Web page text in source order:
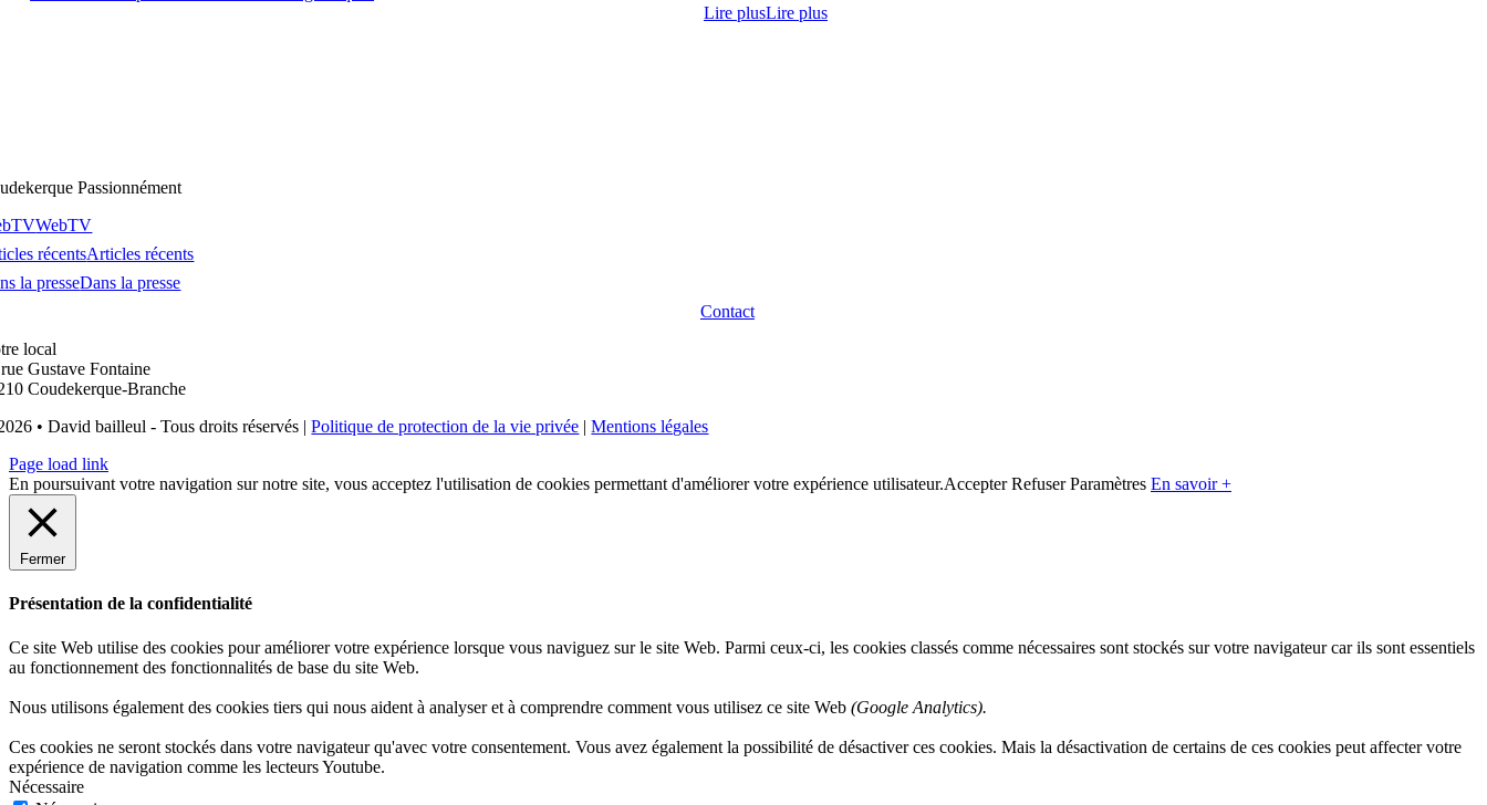
Lire plusLire plus
Passionnément
WebTV
récentsArticles récents
la presseDans la presse
Contact
local
Gustave Fontaine
Coudekerque-Branche
• David bailleul - Tous droits réservés |Politique de protection de la vie privée |Mentions légales
Page load link
En poursuivant votre navigation sur notre site, vous acceptez l'utilisation de cookies permettant d'améliorer votre expérience utilisateur.Accepter Refuser Paramètres En savoir +
Fermer
Présentation de la confidentialité
Ce site Web utilise des cookies pour améliorer votre expérience lorsque vous naviguez sur le site Web. Parmi ceux-ci, les cookies classés comme nécessaires sont stockés sur votre navigateur car ils sont essentiels
au fonctionnement des fonctionnalités de base du site Web.
Nous utilisons également des cookies tiers qui nous aident à analyser et à comprendre comment vous utilisez ce site Web (Google Analytics).
Ces cookies ne seront stockés dans votre navigateur qu'avec votre consentement. Vous avez également la possibilité de désactiver ces cookies. Mais la désactivation de certains de ces cookies peut affecter votre
expérience de navigation comme les lecteurs Youtube.
Nécessaire